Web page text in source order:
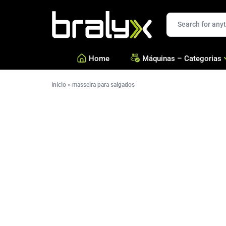
Home Máquinas – Categorias
Início » masseira para salgados